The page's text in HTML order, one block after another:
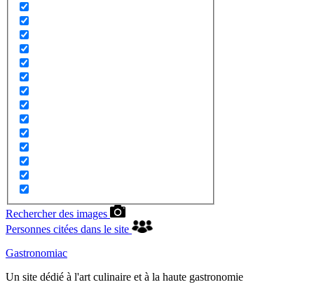
Rechercher des images
Personnes citées dans le site
Gastronomiac
Un site dédié à l'art culinaire et à la haute gastronomie